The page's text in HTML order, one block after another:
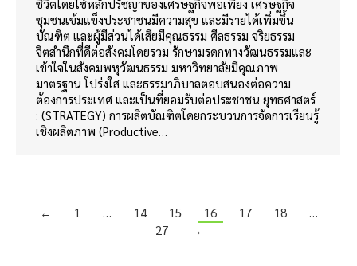
ชีวิตโดยใช้หลักปรัชญาของเศรษฐกิจพอเพียง เศรษฐกิจ
ชุมชนเข้มแข็งประชาชนมีความสุข และมีรายได้เพิ่มขึ้น
บัณฑิต และผู้มีส่วนได้เสียมีคุณธรรม ศีลธรรม จริยธรรม
จิตสำนึกที่ดีต่อสังคมโดยรวม รักษามรดกทางวัฒนธรรมและ
เข้าใจในสังคมพหุวัฒนธรรม มหาวิทยาลัยมีคุณภาพ
มาตรฐาน โปร่งใส และธรรมาภิบาลตอบสนองต่อความ
ต้องการประเทศ และเป็นที่ยอมรับต่อประชาชน ยุทธศาสตร์
: (STRATEGY) การผลิตบัณฑิตโดยกระบวนการจัดการเรียนรู้
เชิงผลิตภาพ (Productive…
← 1 … 14 15 16 17 18
…
27
→